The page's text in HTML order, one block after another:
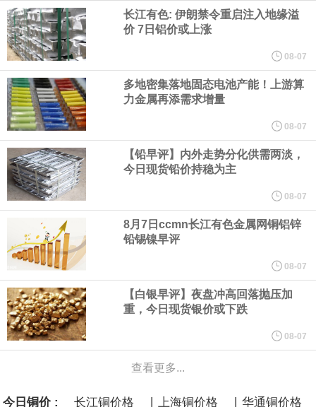
用人形机器人、四足机器人等产品。
美国总统特朗普6日否认他对国防部长赫格塞思不满，称对赫格塞思
所做的工作“非常满意”。特朗普在社交媒体上发帖称，一些媒体有关
他与赫格塞思就弹药短缺问题发生冲突的报道是“完全没有根据的谣
言”，他对赫格塞思所做的工作“非常满意”。
纽约期银突破64美元/盎司，日内涨3.91%。
据报道，威刚近日在法说会上表示，在需求增加、价格走高及货源
稳定的三大有利因素带动下，预期第3季度营运将优于第2季度，并
进一步扩大全年营运成果。
美国国会预算办公室（CBO）于当地时间5日发布报告称，美国海军
计划建造的15艘核动力“特朗普级”（Trump-class）战列舰，从研发
到采购的总费用可能高达2750亿美元，为美国有史以来最昂贵的水
长江有色: 伊朗禁令重启注入地缘溢
价 7日铝价或上涨
08-07
多地密集落地固态电池产能！上游算
力金属再添需求增量
08-07
【铅早评】内外走势分化供需两淡，
今日现货铅价持稳为主
08-07
8月7日ccmn长江有色金属网铜铝锌
铅锡镍早评
08-07
【白银早评】夜盘冲高回落抛压加
重，今日现货银价或下跌
08-07
查看更多...
今日铜价 : 长江铜价格 | 上海铜价格 | 华通铜价格